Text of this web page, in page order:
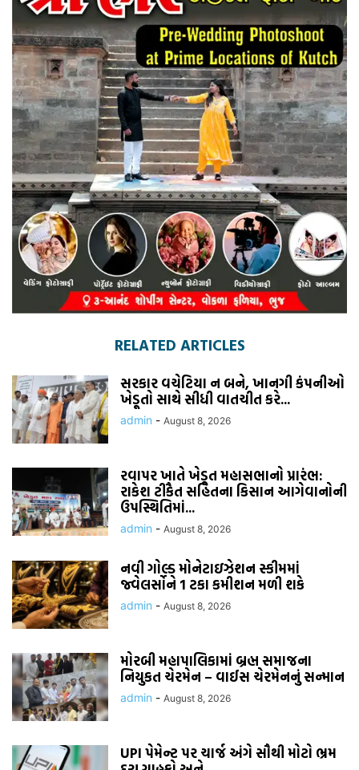
RELATED ARTICLES
સરકાર વચેટિયા ન બને, ખાનગી કંપનીઓ
ખેડૂતો સાથે સીધી વાતચીત કરે...
admin - August 8, 2026
રવાપર ખાતે ખેડૂત મહાસભાનો પ્રારંભ:
રાકેશ ટીકૈત સહિતના કિસાન આગેવાનોની
ઉપસ્થિતિમાં...
admin - August 8, 2026
નવી ગોલ્ડ મોનેટાઇઝેશન સ્કીમમાં
જ્વેલર્સોને 1 ટકા કમીશન મળી શકે
admin - August 8, 2026
મોરબી મહાપાલિકામાં બ્રહ્મ સમાજના
નિયુકત ચેરમેન – વાઈસ ચેરમેનનું સન્માન
admin - August 8, 2026
UPI પેમેન્ટ પર ચાર્જ અંગે સૌથી મોટો ભ્રમ